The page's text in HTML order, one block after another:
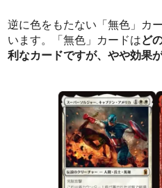
逆に色をもたない「無色」カ
います。「無色」カードはど
利なカードですが、やや効果